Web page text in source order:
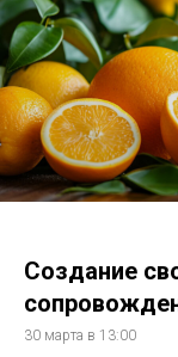
Создание
30 марта в 13:00